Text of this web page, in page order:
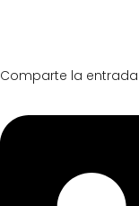
Comparte la entrada